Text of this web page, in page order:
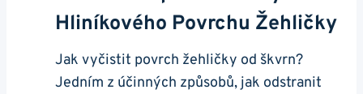
Hliníkového Povrchu ‌žehličky
Jak⁤ vyčistit povrch žehličky od škvrn?⁣
Jedním z účinných způsobů, ⁢jak⁢ odstranit‍